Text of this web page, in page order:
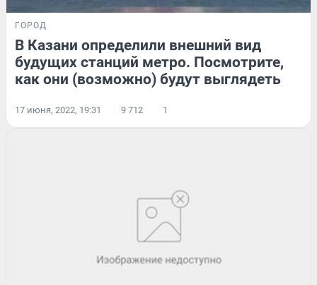
ГОРОД
В Казани определили внешний вид
будущих станций метро. Посмотрите,
как они (возможно) будут выглядеть
17 июня, 2022, 19:31 9 712 1